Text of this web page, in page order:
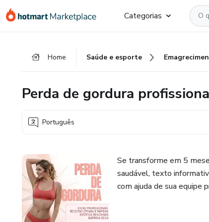
para
para
para
Categorias
Home Saúde e esporte
Perda de gordura
Português
Se transforme em 5
saudável, texto
com ajuda de sua equipe